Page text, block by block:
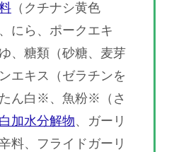
（クチナシ黄色
にら、ポークエキ
、糖類（砂糖、麦芽
エキス（ゼラチンを
ん白※、魚粉※（さ
加水分解物、ガーリ
料、フライドガーリ